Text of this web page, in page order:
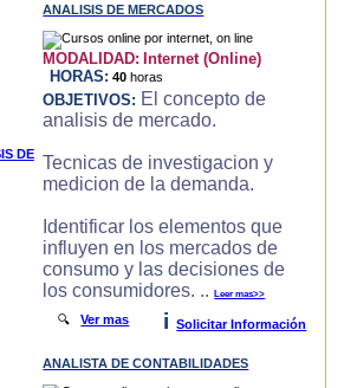
ANALISIS DE MERCADOS
MODALIDAD: Internet (Online)
HORAS: 40 horas
OBJETIVOS: El concepto de
analisis de mercado.
Tecnicas de investigacion y
medicion de la demanda.
Identificar los elementos que
influyen en los mercados de
consumo y las decisiones de
los consumidores. ..Leer mas>>
🔍Ver mas i Solicitar Información
ANALISTA DE CONTABILIDADES